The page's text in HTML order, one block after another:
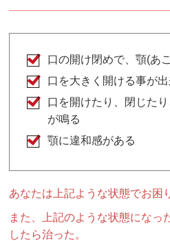
口の開け閉めで、顎(あ
口を大きく開ける事が
口を開けたり、閉じた
が鳴る
顎に違和感がある
あなたは上記ような状態でお困
また、上記のような状態になっ
したら治った。